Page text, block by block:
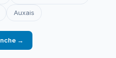
Auxais
→